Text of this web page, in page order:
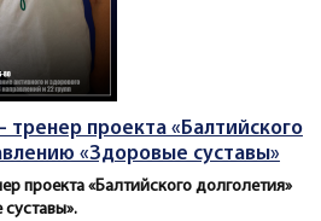
проекта «Балтийского
«Здоровые суставы»
проекта «Балтийского долголетия»